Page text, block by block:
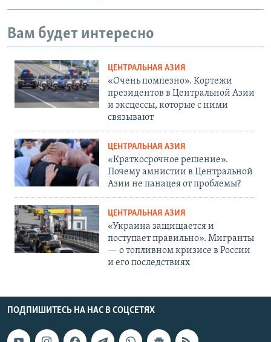
Вам будет интересно
ЦЕНТРАЛЬНАЯ АЗИЯ
«Очень помпезно». Кортежи
президентов в Центральной Азии
и эксцессы, которые с ними
связывают
ЦЕНТРАЛЬНАЯ АЗИЯ
«Краткосрочное решение».
Почему амнистии в Центральной
Азии не панацея от проблемы?
ЦЕНТРАЛЬНАЯ АЗИЯ
«Украина защищается и
поступает правильно». Мигранты
— о топливном кризисе в России
и его последствиях
ПОДПИШИТЕСЬ НА НАС В СОЦСЕТЯХ